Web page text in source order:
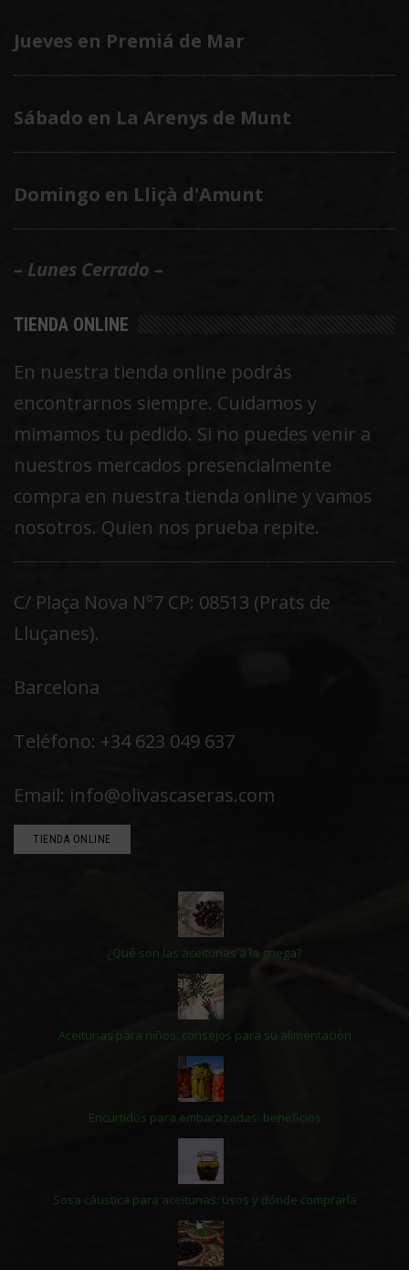
Jueves en Premiá de Mar
Sábado en La Arenys de Munt
Domingo en Lliçà d'Amunt
– Lunes Cerrado –
TIENDA ONLINE
En nuestra tienda online podrás
encontrarnos siempre. Cuidamos y
mimamos tu pedido. Si no puedes venir a
nuestros mercados presencialmente
compra en nuestra tienda online y vamos
nosotros. Quien nos prueba repite.
C/ Plaça Nova Nº7 CP: 08513 (Prats de
Lluçanes).
Barcelona
Teléfono: +34 623 049 637
Email: info@olivascaseras.com
TIENDA ONLINE
¿Qué son las aceitunas a la griega?
Aceitunas para niños: consejos para su alimentación
Encurtidos para embarazadas: beneficios
Sosa cáustica para aceitunas: usos y dónde comprarla